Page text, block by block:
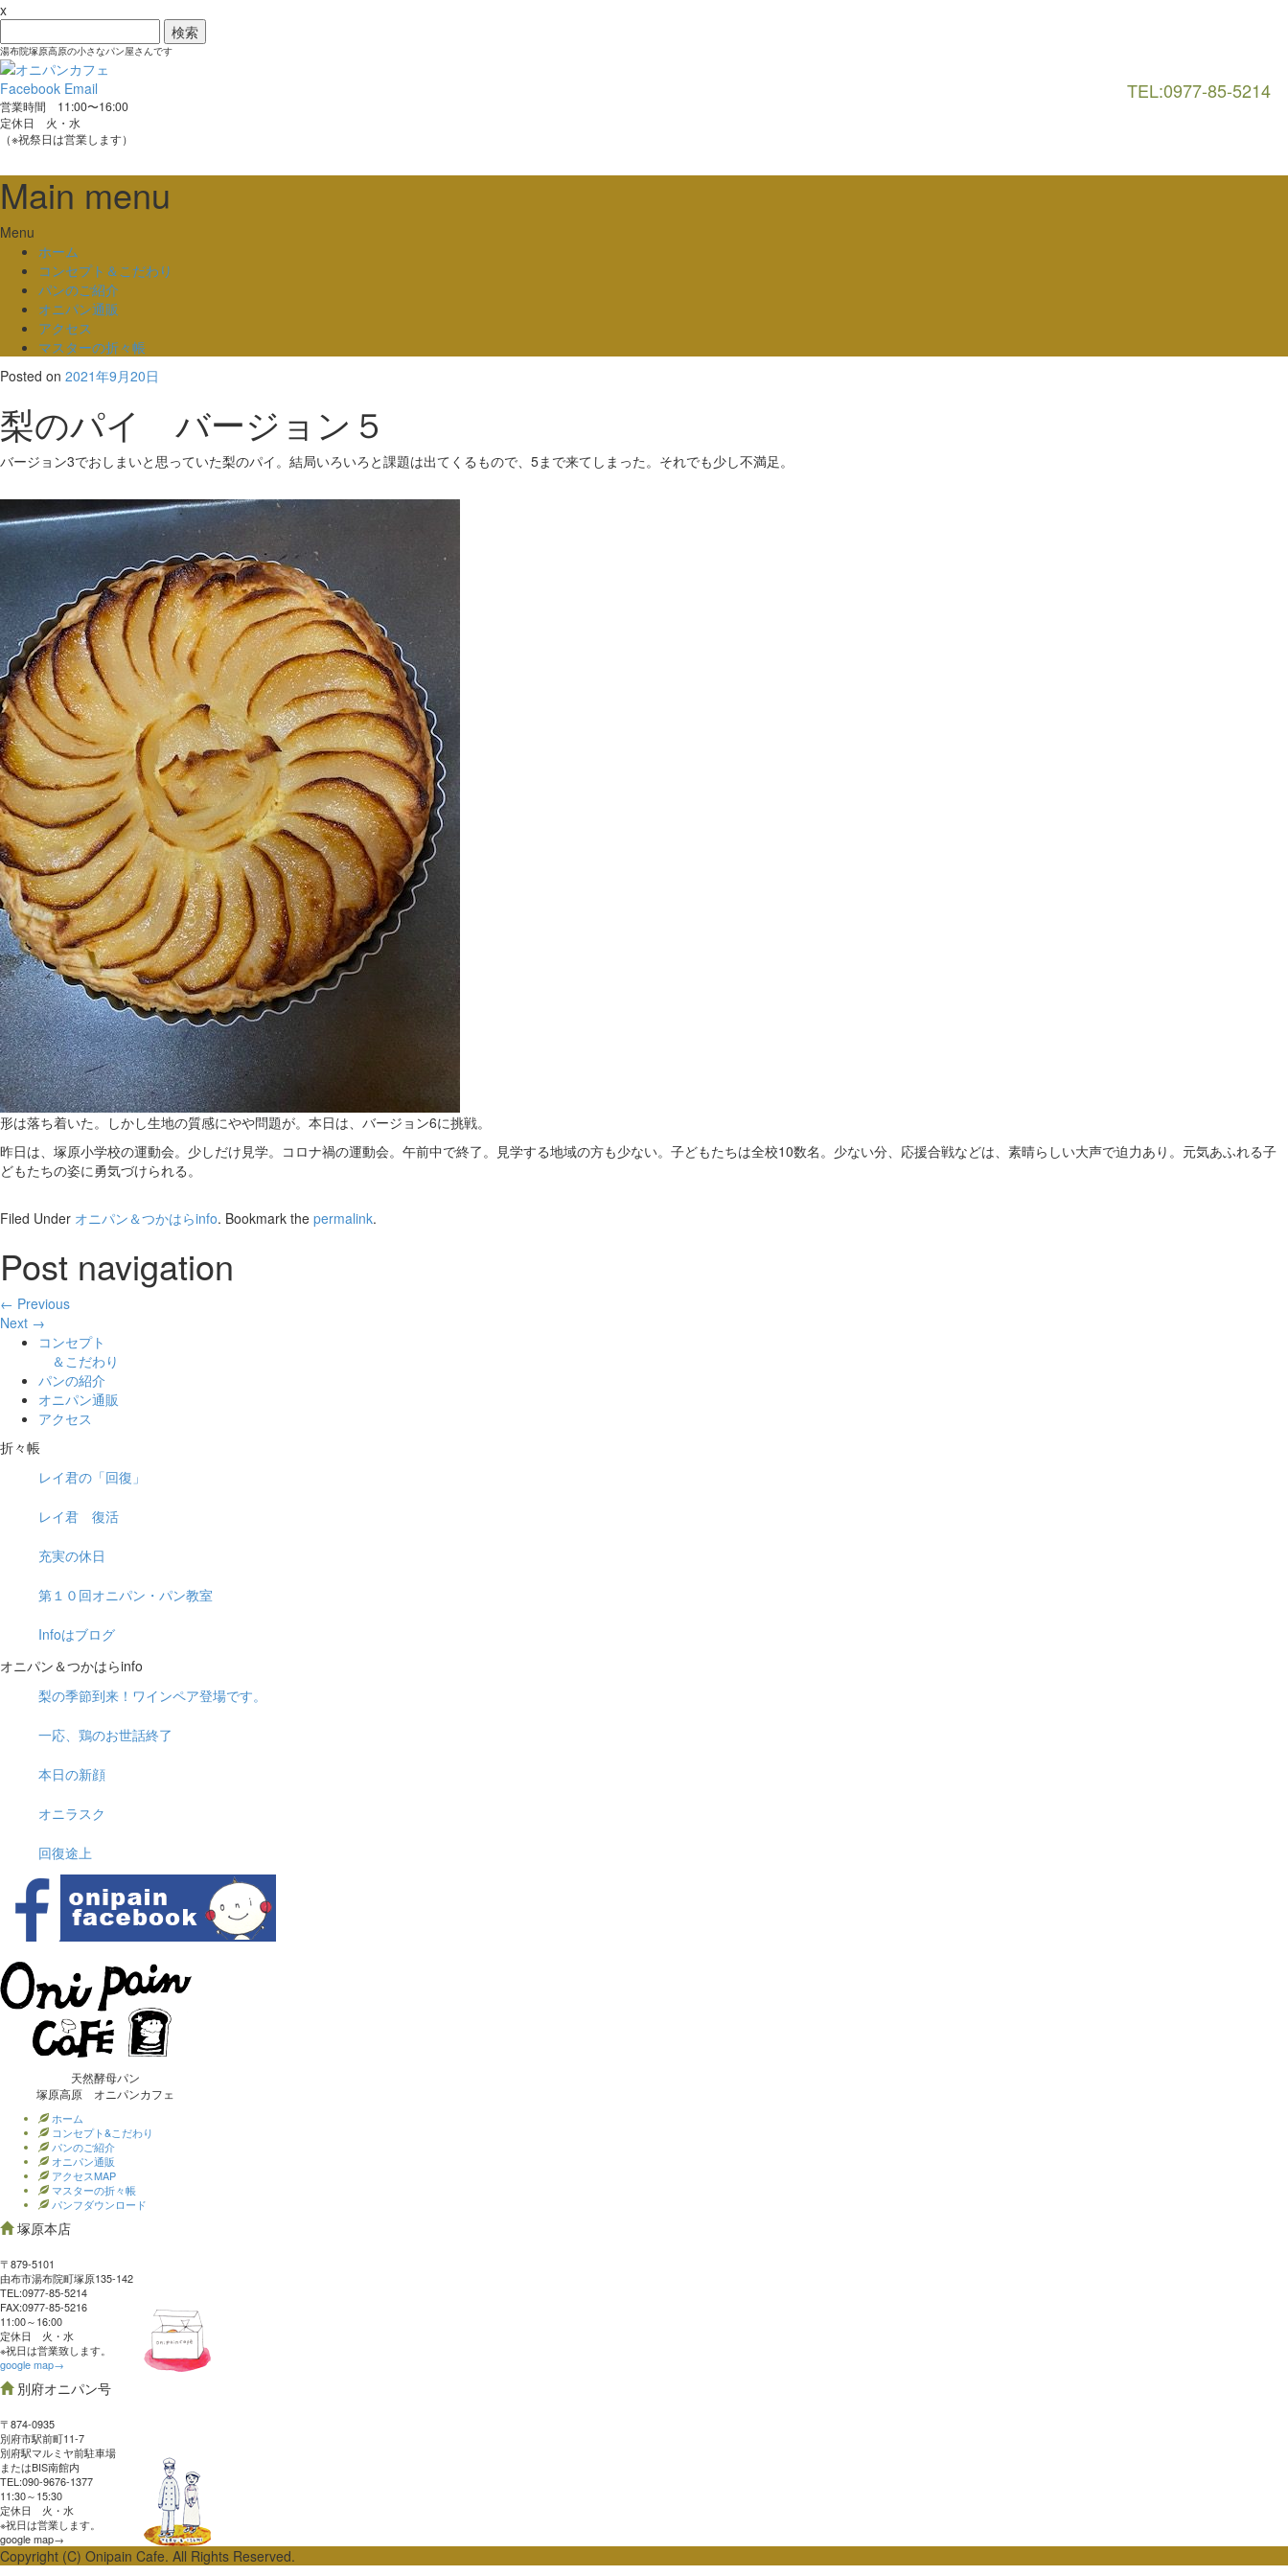
x
索:
湯布院塚原高原の小さなパン屋さんです
TEL:0977-85-5214
Facebook Email
営業時間 11:00〜16:00
定休日 火・水
（※祝祭日は営業します）
Main menu
Skip
content
Menu
ホーム
コンセプト＆こだわり
パンのご紹介
オニパン通販
アクセス
マスターの折々帳
Posted on 2021年9月20日
梨のパイ バージョン５
バージョン3でおしまいと思っていた梨のパイ。結局いろいろと課題は出てくるもので、5まで来てしまった。それでも少し不満足。
形は落ち着いた。しかし生地の質感にやや問題が。本日は、バージョン6に挑戦。
昨日は、塚原小学校の運動会。少しだけ見学。コロナ禍の運動会。午前中で終了。見学する地域の方も少ない。子どもたちは全校10数名。少ない分、応援合戦などは、素晴らしい大声で迫力あり。元気あふれる子
どもたちの姿に勇気づけられる。
Filed Under オニパン＆つかはらinfo. Bookmark the permalink.
Post navigation
← Previous
Next →
コンセプト
＆こだわり
パンの紹介
オニパン通販
アクセス
折々帳
レイ君の「回復」
レイ君 復活
充実の休日
第１０回オニパン・パン教室
Infoはブログ
オニパン＆つかはらinfo
梨の季節到来！ワインペア登場です。
一応、鶏のお世話終了
本日の新顔
オニラスク
回復途上
天然酵母パン
塚原高原 オニパンカフェ
ホーム
コンセプト&こだわり
パンのご紹介
オニパン通販
アクセスMAP
マスターの折々帳
パンフダウンロード
塚原本店
〒879-5101
由布市湯布院町塚原135-142
TEL:0977‐85-5214
FAX:0977‐85-5216
11:00～16:00
定休日 火・水
※祝日は営業致します。
google map→
別府オニパン号
〒874-0935
別府市駅前町11-7
別府駅マルミヤ前駐車場
またはBIS南館内
TEL:090-9676-1377
11:30～15:30
定休日 火・水
※祝日は営業します。
google map→
Copyright (C) Onipain Cafe. All Rights Reserved.